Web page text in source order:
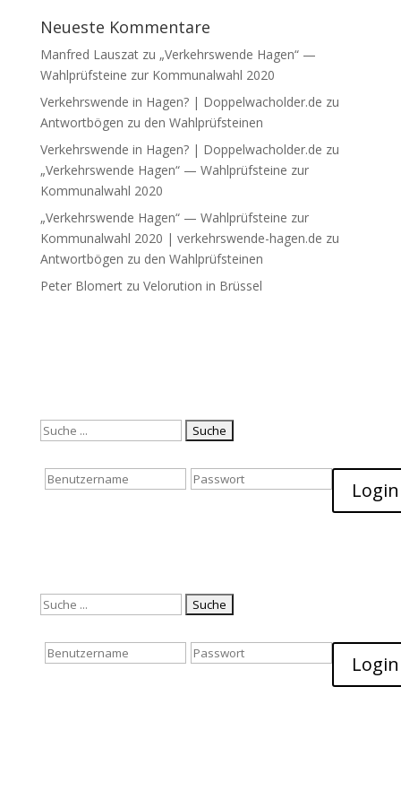
Neueste Kommentare
Manfred Lauszatzu „Verkehrswende Hagen“ —
Wahlprüfsteine zur Kommunalwahl 2020
Verkehrswende in Hagen? | Doppelwacholder.de zu
Antwortbögen zu den Wahlprüfsteinen
Verkehrswende in Hagen? | Doppelwacholder.de zu
„Verkehrswende Hagen“ — Wahlprüfsteine zur
Kommunalwahl 2020
„Verkehrswende Hagen“ — Wahlprüfsteine zur
Kommunalwahl 2020 | verkehrswende-hagen.de zu
Antwortbögen zu den Wahlprüfsteinen
Peter Blomertzu Velorution in Brüssel
Suchen
Login
Suchen
Login